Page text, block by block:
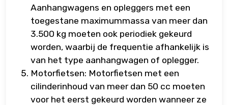
Aanhangwagens en opleggers met een
toegestane maximummassa van meer dan
3.500 kg moeten ook periodiek gekeurd
worden, waarbij de frequentie afhankelijk is
van het type aanhangwagen of oplegger.
Motorfietsen: Motorfietsen met een
cilinderinhoud van meer dan 50 cc moeten
voor het eerst gekeurd worden wanneer ze